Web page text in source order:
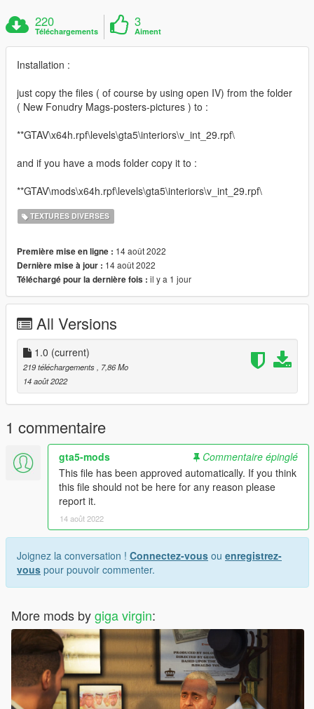
220
Téléchargements
3
Aiment
Installation :
just copy the files ( of course by using open IV) from the folder
( New Fonudry Mags-posters-pictures ) to :
**GTAV\x64h.rpf\levels\gta5\interiors\v_int_29.rpf\
and if you have a mods folder copy it to :
**GTAV\mods\x64h.rpf\levels\gta5\interiors\v_int_29.rpf\
TEXTURES DIVERSES
Première mise en ligne : 14 août 2022
Dernière mise à jour : 14 août 2022
Téléchargé pour la dernière fois : il y a 1 jour
All Versions
1.0 (current)
219 téléchargements
, 7,86 Mo
14 août 2022
1 commentaire
gta5-mods
Commentaire épinglé
This file has been approved automatically. If you think
this file should not be here for any reason please
report it.
14 août 2022
Joignez la conversation ! Connectez-vous ou enregistrez-
vous pour pouvoir commenter.
More mods bygiga virgin: